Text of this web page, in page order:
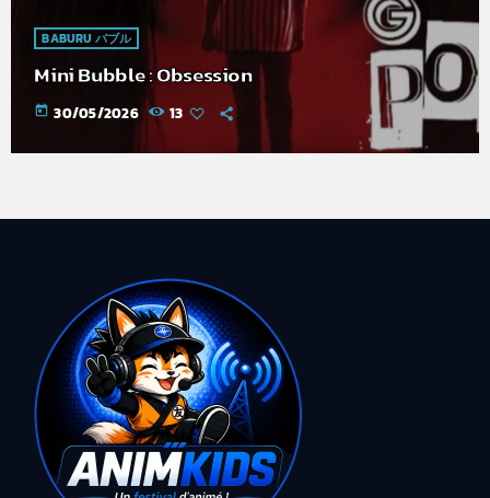
BABURU バブル
Mini Bubble : Obsession
today 30/05/2026 13